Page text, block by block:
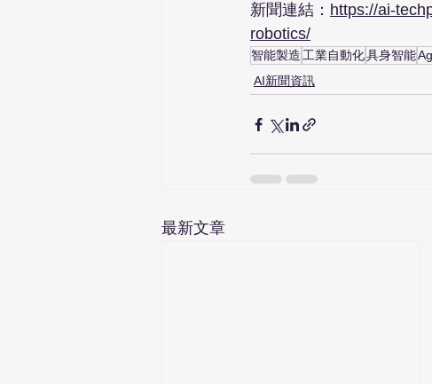
新聞連結： https://ai-
robotics/
智能製造工業自動化具身智能
AI新聞資訊
最新文章